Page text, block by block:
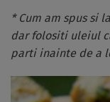
* Cum am spus si
dar folositi uleiul
parti inainte de a